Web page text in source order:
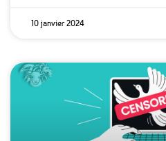
10 janvier 2024